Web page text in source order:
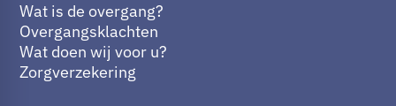
Wat is de overgang?
Overgangsklachten
Wat doen wij voor u?
Zorgverzekering